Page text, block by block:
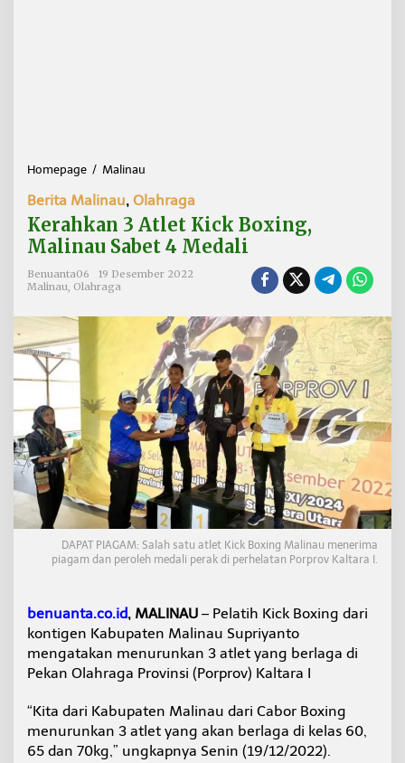
Homepage / Malinau
r
a
h
k
a
A
t
K
i
c
k
B
o
x
i
n
g
,
l
n
a
u
a
b
e
t
Berita Malinau, Olahraga
Kerahkan 3 Atlet Kick Boxing,
Malinau Sabet 4 Medali
Benuanta06
19 Desember 2022
Malinau Olahraga
DAPAT PIAGAM: Salah satu atlet Kick Boxing Malinau menerima
piagam dan peroleh medali perak di perhelatan Porprov Kaltara I.
benuanta.co.id, MALINAU – Pelatih Kick Boxing dari
kontigen Kabupaten Malinau Supriyanto
mengatakan menurunkan 3 atlet yang berlaga di
Pekan Olahraga Provinsi (Porprov) Kaltara I
“Kita dari Kabupaten Malinau dari Cabor Boxing
menurunkan 3 atlet yang akan berlaga di kelas 60,
65 dan 70kg,” ungkapnya Senin (19/12/2022).